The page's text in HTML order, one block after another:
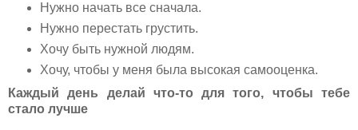
Нужно начать все сначала.
Нужно перестать грустить.
Хочу быть нужной людям.
Хочу, чтобы у меня была высокая самооценка.
Каждый день делай что-то для того, чтобы тебе
стало лучше